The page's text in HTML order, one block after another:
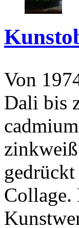
Von
Dali bis
Collage.